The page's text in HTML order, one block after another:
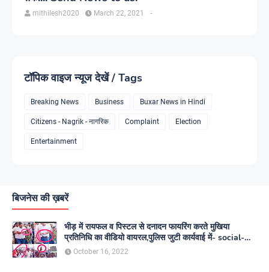
mithilesh2020 -
March 22, 2021
टॉपिक वाइज न्यूज देखें / Tags
Breaking News Business Buxar News in Hindi
Citizens - Nagrik - नागरिक Complaint Election
Entertainment
बिजनेस की ख़बरें
भीड़ में रायफल व पिस्टल से दनादन फायरिंग करते मुखिया
प्रतिनिधि का वीडियो वायरल,पुलिस जुटी कार्यवाई में- social-
media
October 16, 2022